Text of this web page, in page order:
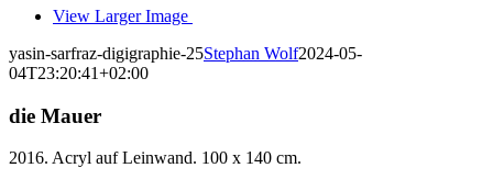
View Larger Image
yasin-sarfraz-digigraphie-25Stephan Wolf2024-05-
04T23:20:41+02:00
die Mauer
2016. Acryl auf Leinwand. 100 x 140 cm.